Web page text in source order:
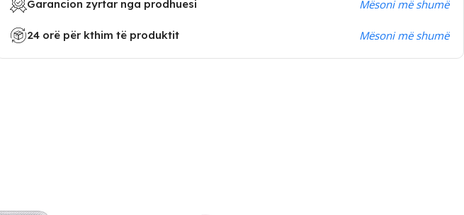
Garancion zyrtar nga prodhuesi Mësoni më shumë
24 orë për kthim të produktit Mësoni më shumë